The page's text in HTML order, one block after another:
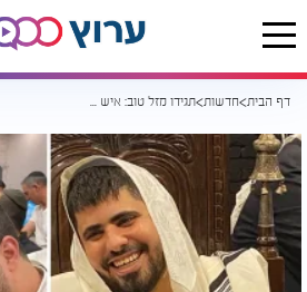
דף הבית חדשות תגידו מזל טוב: איש התקשורת ישי דריקס סנדק בברית לבנו בכורו